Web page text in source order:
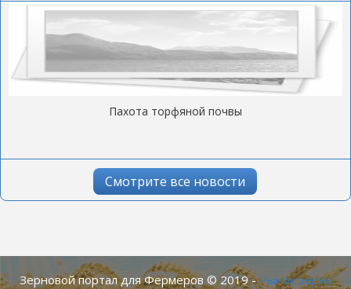
Пахота торфяной почвы
Смотрите все новости
Зерновой портал для Фермеров © 2019 -Рынок зерна